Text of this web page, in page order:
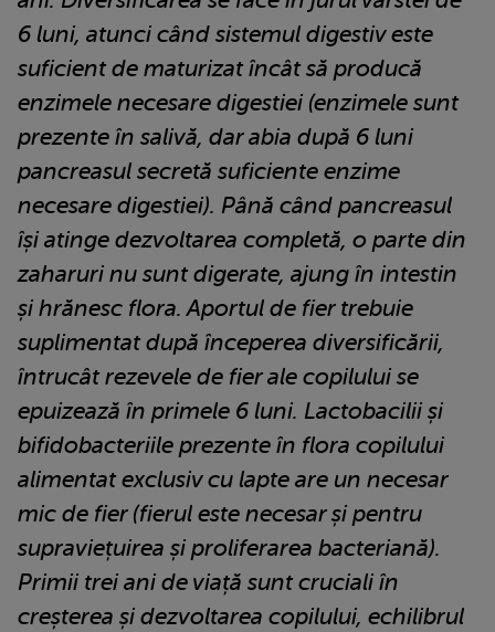
6 luni, atunci când sistemul digestiv este
suficient de maturizat încât să producă
enzimele necesare digestiei (enzimele sunt
prezente în salivă, dar abia după 6 luni
pancreasul secretă suficiente enzime
necesare digestiei). Până când pancreasul
își atinge dezvoltarea completă, o parte din
zaharuri nu sunt digerate, ajung în intestin
și hrănesc flora. Aportul de fier trebuie
suplimentat după începerea diversificării,
întrucât rezevele de fier ale copilului se
epuizează în primele 6 luni. Lactobacilii și
bifidobacteriile prezente în flora copilului
alimentat exclusiv cu lapte are un necesar
mic de fier (fierul este necesar și pentru
supraviețuirea și proliferarea bacteriană).
Primii trei ani de viață sunt cruciali în
creșterea și dezvoltarea copilului, echilibrul